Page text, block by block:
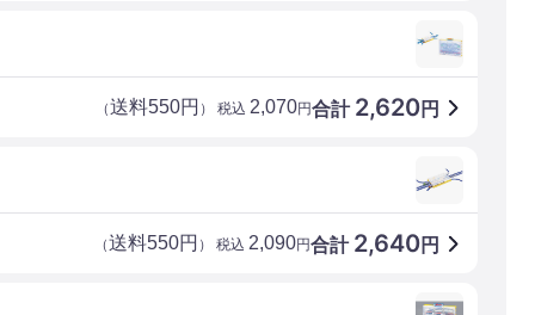
合計 2,620円
（送料550円 ） 税込 2,070円
合計 2,640円
（送料550円 ） 税込 2,090円